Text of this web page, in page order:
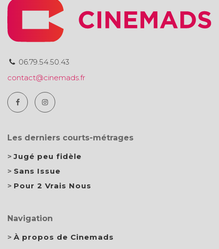
06.79.54.50.43
contact@cinemads.fr
Les derniers courts-métrages
Jugé peu fidèle
Sans Issue
Pour 2 Vrais Nous
Navigation
À propos de Cinemads